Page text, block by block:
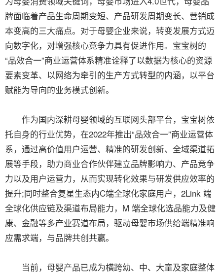
牌面临着产品生命周期变短、产品研发周期变长、营销成
本变高的三大痛点。对于母婴企业来说，转变发展方式迈
向数字化，对增强核心竞争力具有促进作用。宝宝树的
“品效合一”商业运营体系精准诠释了以数据为核心的资源
要素变革、以网络为牵引的生产方式转型的内涵，以平台
赋能为导向的业务模式创新。
作为国内深耕母婴领域的互联网头部平台，宝宝树依
托自身的行业优势，在2022年推出“品效合一”商业运营体
系，通过高价值用户运营、精准的研发创新、全域渠道拓
展等手段，助力商业合作伙伴建立品牌影响力、产品竞争
力以及用户运营力，从而实现转化效果与研发供应效率的
提升;同时整合复星生态内C端全球化家庭用户，2Link 端
全球化供应链及渠道布局能力，M 端全球化选品能力及健
康、金融等多产业赛道布局，驱动母婴市场供给端精准响
应需求端，与品牌共创共赢。
当前，母婴产品已成为横跨幼、中、大童及家庭整体